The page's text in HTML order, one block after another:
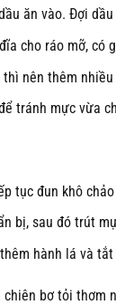
ăn vào. Đợi
cho ráo mỡ, có
nên thêm
tránh mực vừa
tục đun khô
bị, sau đó trút
hành lá và tắt
bơ tỏi